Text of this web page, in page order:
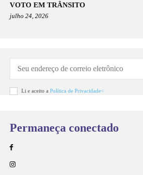
VOTO EM TRÂNSITO
julho 24, 2026
Li e aceito a Política de Privacidade<
Permaneça conectado